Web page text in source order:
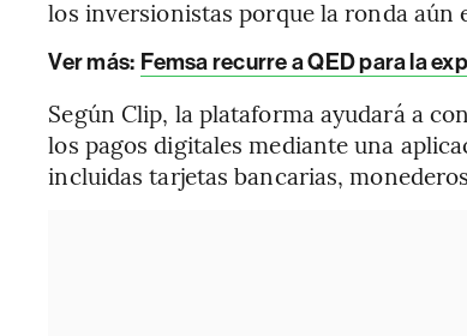
los inversionistas porque la ronda aún
Ver más: Femsa recurre a QED para la
Según Clip, la plataforma ayudará a
los pagos digitales mediante una
incluidas tarjetas bancarias,